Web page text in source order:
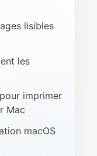
lisibles
les
imprimer
Mac
macOS